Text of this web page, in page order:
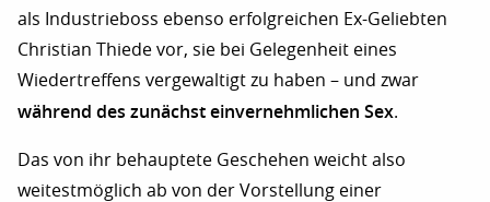
als Industrieboss ebenso erfolgreichen Ex-Geliebten
Christian Thiede vor, sie bei Gelegenheit eines
Wiedertreffens vergewaltigt zu haben – und zwar
während des zunächst einvernehmlichen Sex.
Das von ihr behauptete Geschehen weicht also
weitestmöglich ab von der Vorstellung einer